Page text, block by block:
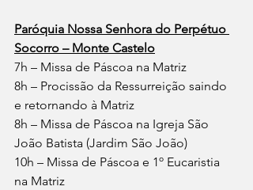
Paróquia Nossa Senhora do Perpétuo
Socorro – Monte Castelo
7h – Missa de Páscoa na Matriz
8h – Procissão da Ressurreição saindo
e retornando à Matriz
8h – Missa de Páscoa na Igreja São
João Batista (Jardim São João)
10h – Missa de Páscoa e 1º Eucaristia
na Matriz